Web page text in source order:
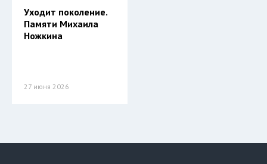
Уходит поколение.
Памяти Михаила
Ножкина
27 июня 2026